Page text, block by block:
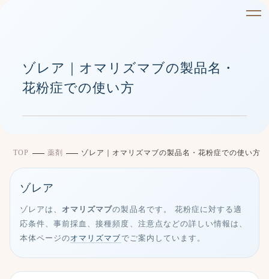
ゾレア｜オマリズマブの製品名・
花粉症での使い方
TOP 薬剤 ゾレア｜オマリズマブの製品名・花粉症での使い方
ゾレア
ゾレアは、 オマリズマブの製品名です。 花粉症に対する適
応条件、事前採血、接種頻度、注意点などの詳しい情報は、
本体ページのオマリズマブ でご案内しています。